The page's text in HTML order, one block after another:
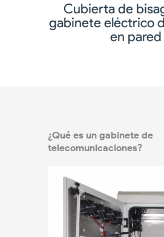
Cubierta de
gabinete eléctrico
en pared
¿Qué es un gabinete de
telecomunicaciones?